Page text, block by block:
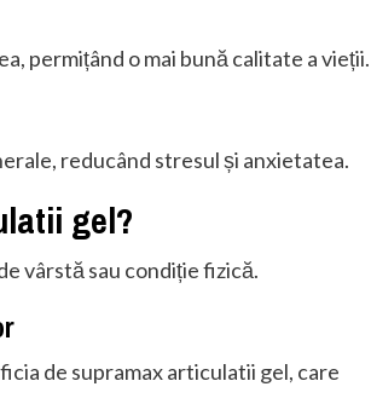
permițând o mai bună calitate a vieții.
reducând stresul și anxietatea.
gel?
vârstă sau condiție fizică.
de supramax articulatii gel, care